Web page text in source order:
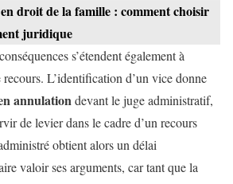
droit de la famille : comment choisir
juridique
s’étendent également à
recours. L’identification d’un vice donne
annulationdevant le juge administratif,
de levier dans le cadre d’un recours
obtient alors un délai
valoir ses arguments, car tant que la